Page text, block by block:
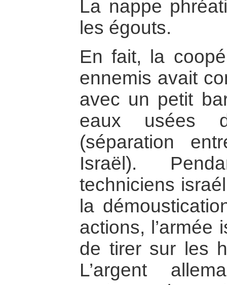
La nappe
les égouts.
En fait, la
ennemis avait
avec un petit
eaux usées
(séparation
Israël).
techniciens
la
actions, l’armée
de tirer sur les
L’argent